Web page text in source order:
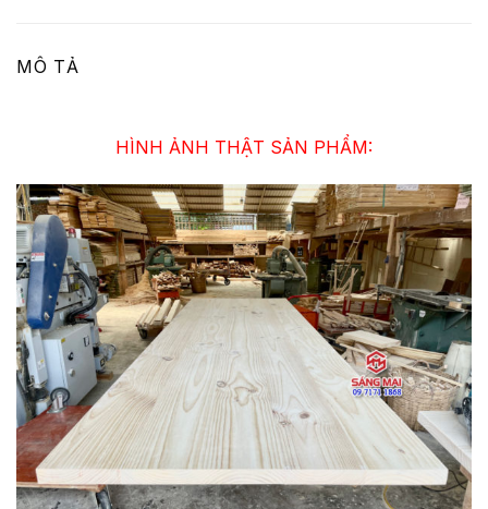
MÔ TẢ
HÌNH ẢNH THẬT SẢN PHẨM: